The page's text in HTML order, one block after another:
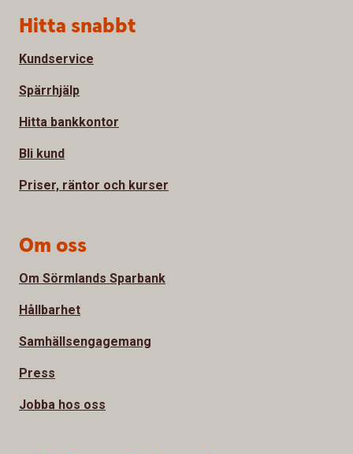
Sidfot
Hitta snabbt
Kundservice
Spärrhjälp
Hitta bankkontor
Bli kund
Priser, räntor och kurser
Om oss
Om Sörmlands Sparbank
Hållbarhet
Samhällsengagemang
Press
Jobba hos oss